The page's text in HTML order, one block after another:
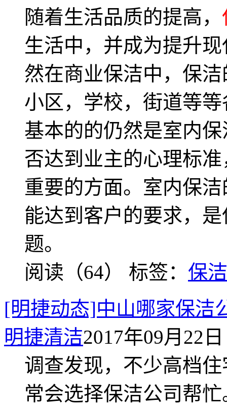
随着生活品质的提高，
生活中，并成为提升
然在商业保洁中，保
小区，学校，街道等
基本的的仍然是室内
否达到业主的心理标
重要的方面。室内保
能达到客户的要求，
题。
阅读（64） 标签： 保
[明捷动态]中山哪家保洁
明捷清洁2017年09月22
调查发现，不少高档
常会选择保洁公司帮